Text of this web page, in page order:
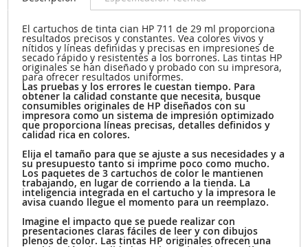
El cartuchos de tinta cian HP 711 de 29 ml proporciona
resultados precisos y constantes. Vea colores vivos y
nítidos y líneas definidas y precisas en impresiones de
secado rápido y resistentes a los borrones. Las tintas HP
originales se han diseñado y probado con su impresora,
para ofrecer resultados uniformes.
Las pruebas y los errores le cuestan tiempo. Para
obtener la calidad constante que necesita, busque
consumibles originales de HP diseñados con su
impresora como un sistema de impresión optimizado
que proporciona líneas precisas, detalles definidos y
calidad rica en colores.
Elija el tamaño para que se ajuste a sus necesidades y a
su presupuesto tanto si imprime poco como mucho.
Los paquetes de 3 cartuchos de color le mantienen
trabajando, en lugar de corriendo a la tienda. La
inteligencia integrada en el cartucho y la impresora le
avisa cuando llegue el momento para un reemplazo.
Imagine el impacto que se puede realizar con
presentaciones claras fáciles de leer y con dibujos
plenos de color. Las tintas HP originales ofrecen una